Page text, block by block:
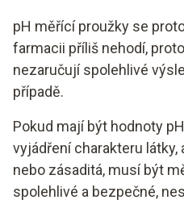
pH měřící proužky se
farmacii příliš nehodí,
nezaručují spolehlivé
případě.
Pokud mají být hodnoty
vyjádření charakteru látky,
nebo zásaditá, musí být
spolehlivé a bezpečné,